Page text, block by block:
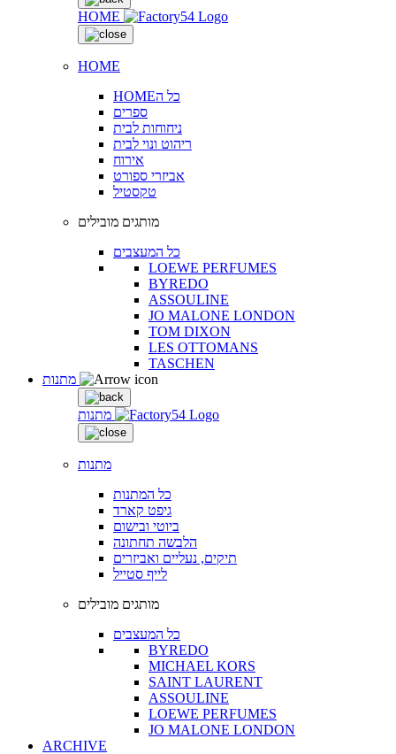
HOME
HOME
HOMEכל ה
ספרים
ניחוחות לבית
ריהוט ונוי לבית
אירוח
אביזרי ספורט
טקסטיל
מותגים מובילים
כל המעצבים
LOEWE PERFUMES
BYREDO
ASSOULINE
JO MALONE LONDON
TOM DIXON
LES OTTOMANS
TASCHEN
מתנות
מתנות
כל המתנות
גיפט קארד
ביוטי ובישום
הלבשה תחתונה
תיקים, נעליים ואביזרים
לייף סטייל
מותגים מובילים
כל המעצבים
BYREDO
MICHAEL KORS
SAINT LAURENT
ASSOULINE
LOEWE PERFUMES
JO MALONE LONDON
ARCHIVE